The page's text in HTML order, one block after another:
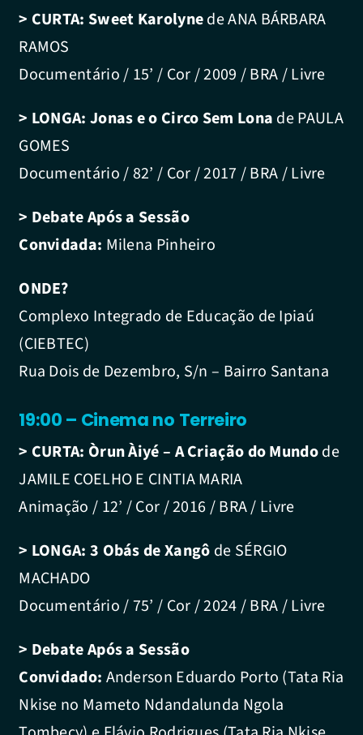
> CURTA: Sweet Karolynede ANA BÁRBARA
RAMOS
Documentário / 15’ / Cor / 2009 / BRA / Livre
> LONGA: Jonas e o Circo Sem Lona de PAULA
GOMES
Documentário / 82’ / Cor / 2017 / BRA / Livre
> Debate Após a Sessão
Convidada: Milena Pinheiro
ONDE?
Complexo Integrado de Educação de Ipiaú
(CIEBTEC)
Rua Dois de Dezembro, S/n – Bairro Santana
19:00 – Cinema no Terreiro
> CURTA: Òrun Àiyé – A Criação do Mundode
JAMILE COELHO E CINTIA MARIA
Animação / 12’ / Cor / 2016 / BRA / Livre
> LONGA: 3 Obás de Xangô de SÉRGIO
MACHADO
Documentário / 75’ / Cor / 2024 / BRA / Livre
> Debate Após a Sessão
Convidado: Anderson Eduardo Porto (Tata Ria
Nkise no Mameto Ndandalunda Ngola